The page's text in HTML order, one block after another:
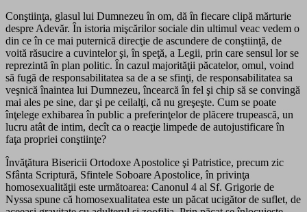
Conştiinţa, glasul lui Dumnezeu în om, dă în fiecare clipă mărturie
despre Adevăr. În istoria mişcărilor sociale din ultimul veac vedem o
din ce în ce mai puternică direcţie de ascundere de conştiinţă, de
voită răsucire a cuvintelor şi, în speţă, a Legii, prin care sensul lor se
reprezintă în plan politic. În cazul majorităţii păcatelor, omul, voind
să fugă de responsabilitatea sa de a se sfinţi, de responsabilitatea sa
veşnică înaintea lui Dumnezeu, încearcă în fel şi chip să se convingă
mai ales pe sine, dar şi pe ceilalţi, că nu greşeşte. Cum se poate
înţelege exhibarea în public a preferinţelor de plăcere trupească, un
lucru atât de intim, decît ca o reacţie limpede de autojustificare în
faţa propriei conştiinţe?
Învăţătura Bisericii Ortodoxe Apostolice şi Patristice, precum zic
Sfânta Scriptură, Sfintele Soboare Apostolice, în privinţa
homosexualităţii este următoarea: Canonul 4 al Sf. Grigorie de
Nyssa spune că homosexualitatea este un păcat ucigător de suflet, de